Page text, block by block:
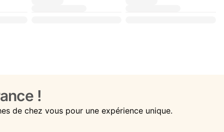
!
de chez vous pour une expérience unique.